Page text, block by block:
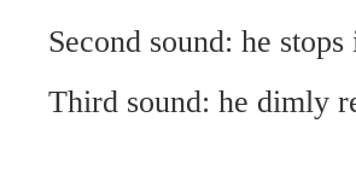
Second sound: he stops
Third sound: he dimly